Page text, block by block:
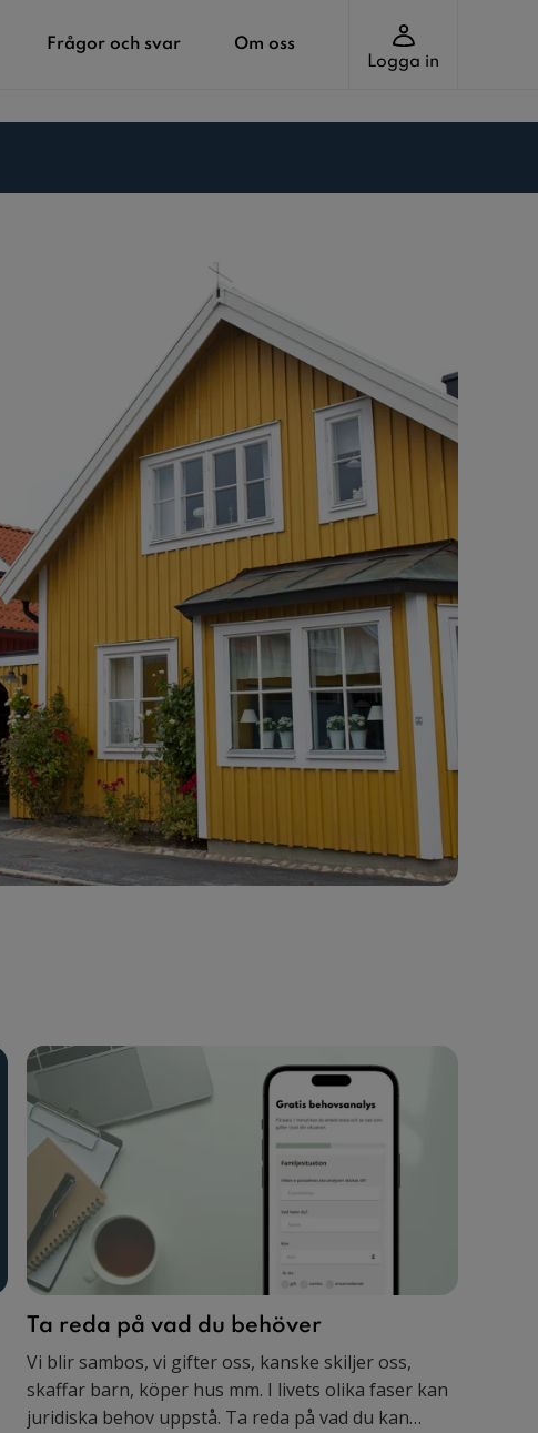
Frågor och svar
Om oss
Logga in
Ta reda på vad du behöver
Vi blir sambos, vi gifter oss, kanske skiljer oss,
skaffar barn, köper hus mm. I livets olika faser kan
juridiska behov uppstå. Ta reda på vad du kan